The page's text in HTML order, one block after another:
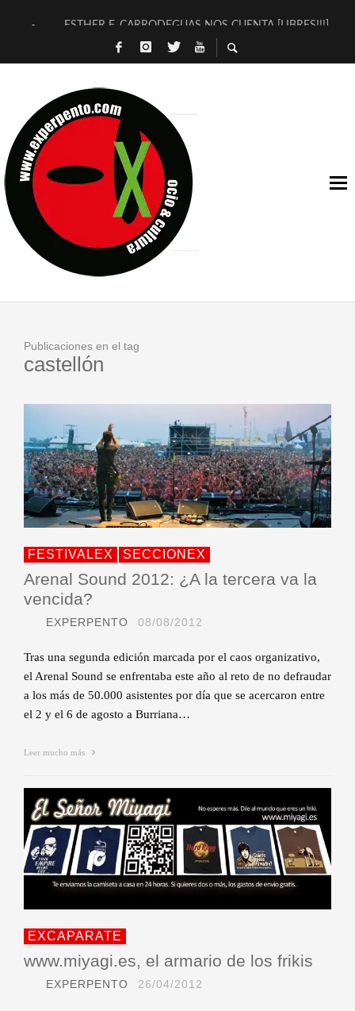
ESTHER F. CARRODEGUAS NOS CUENTA [LIBRES!!!]
[TERRA DE GUAPES] DE SANDRA MONFORT
TIMBRE 4, LA ESCUELA DEL DIRECTOR TEATRAL CLAUDIO
30 AÑOS (NO ES NADA) DE LA KATARSIS DEL TOMATAZO
MILITARES JUDÍAS EN #EXVITA
D’BALDOMEROS REINVENTAN [BITÁCORA 3.0] EN EXVITA
MARSHALL FLASH PRESENTA EN EXVITA [RELATIVA
JOFRE BARDAGÍ EN EXVITA INTERPRETANDO A SERRAT
Publicaciones en el tag
castellón
FESTIVALEX SECCIONEX
Arenal Sound 2012: ¿A la tercera va la
vencida?
EXPERPENTO 08/08/2012
Tras una segunda edición marcada por el caos organizativo,
el Arenal Sound se enfrentaba este año al reto de no defraudar
a los más de 50.000 asistentes por día que se acercaron entre
el 2 y el 6 de agosto a Burriana…
Leer mucho más
EXCAPARATE
www.miyagi.es, el armario de los frikis
EXPERPENTO 26/04/2012